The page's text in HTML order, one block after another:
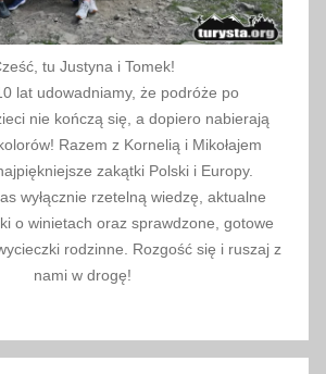
tu Justyna i Tomek!
lat udowadniamy, że podróże po
nie kończą się, a dopiero nabierają
Razem z Kornelią i Mikołajem
zakątki Polski i Europy.
wyłącznie rzetelną wiedzę, aktualne
o winietach oraz sprawdzone, gotowe
rodzinne. Rozgość się i ruszaj z
nami w drogę!